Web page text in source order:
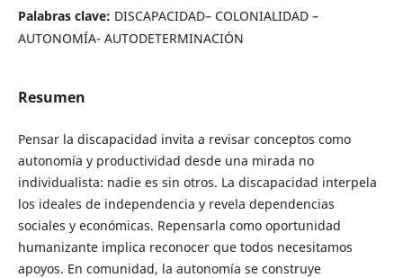
Palabras clave: DISCAPACIDAD– COLONIALIDAD –
AUTONOMÍA- AUTODETERMINACIÓN
Resumen
Pensar la discapacidad invita a revisar conceptos como
autonomía y productividad desde una mirada no
individualista: nadie es sin otros. La discapacidad interpela
los ideales de independencia y revela dependencias
sociales y económicas. Repensarla como oportunidad
humanizante implica reconocer que todos necesitamos
apoyos. En comunidad, la autonomía se construye